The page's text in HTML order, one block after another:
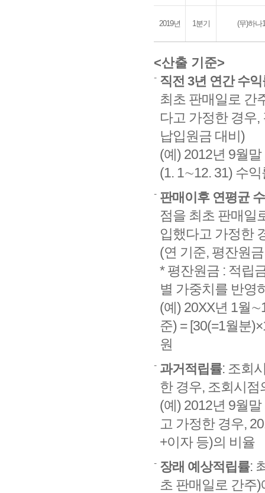
2019년 1분기 (무)하나
<산출 기준>
직전 3년 연간 수익
최초 판매일로 간
다고 가정한 경우
납입원금 대비)
(예) 2012년 9월
(1. 1∼12. 31) 수
판매이후 연평균
점을 최초 판매일
입했다고 가정한
(연 기준, 평잔원
* 평잔원금 : 적립
별 가중치를 반영
(예) 20XX년 1월
준) = [30(=1월분
원
과거적립률: 조회
한 경우, 조회시
(예) 2012년 9월
고 가정한 경우,
+이자 등)의 비율
장래 예상적립률:
초 판매일로 간주